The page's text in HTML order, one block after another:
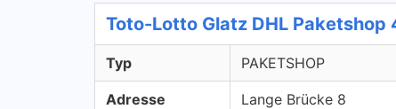
Toto-Lotto Glatz DHL Paketshop
Typ PAKETSHOP
Adresse
Lange Brücke 8